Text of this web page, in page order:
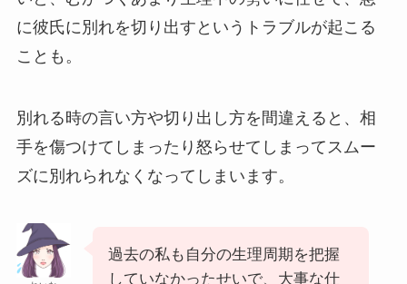
に彼氏に別れを切り出すというトラブルが起こる
ことも。
別れる時の言い方や切り出し方を間違えると、相
手を傷つけてしまったり怒らせてしまってスムー
ズに別れられなくなってしまいます。
過去の私も自分の生理周期を把握
していなかったせいで、大事な仕